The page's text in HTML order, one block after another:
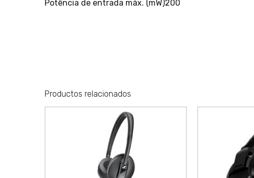
Potência de entrada máx. (mW)200
Productos relacionados